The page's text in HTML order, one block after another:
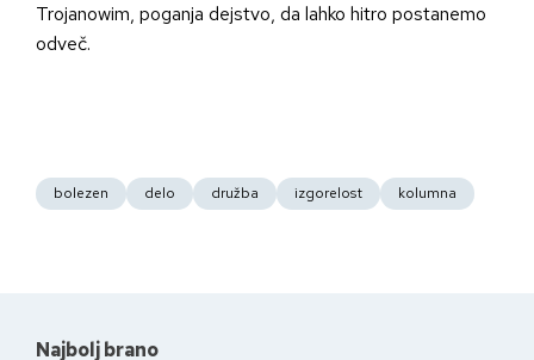
Trojanowim, poganja dejstvo, da lahko hitro postanemo
odveč.
bolezen delo družba izgorelost kolumna
Najbolj brano